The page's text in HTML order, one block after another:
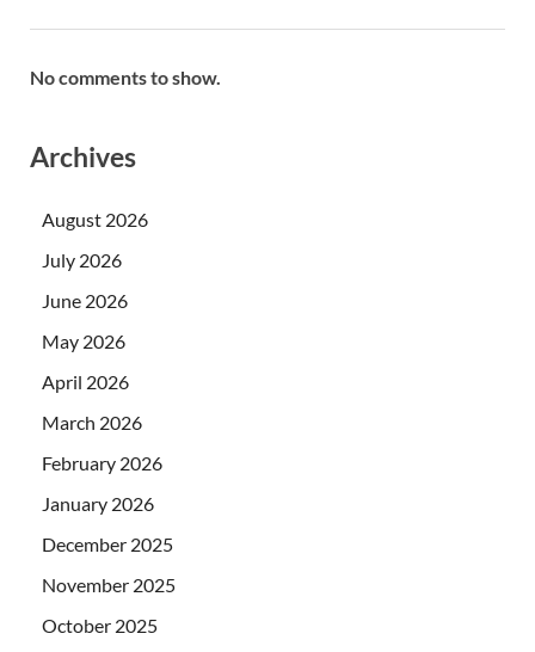
No comments to show.
Archives
August 2026
July 2026
June 2026
May 2026
April 2026
March 2026
February 2026
January 2026
December 2025
November 2025
October 2025